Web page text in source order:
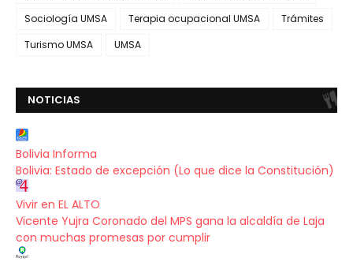
Sociología UMSA
Terapia ocupacional UMSA
Trámites
Turismo UMSA
UMSA
NOTICIAS
Bolivia Informa
Bolivia: Estado de excepción (Lo que dice la Constitución)
Vivir en EL ALTO
Vicente Yujra Coronado del MPS gana la alcaldía de Laja
con muchas promesas por cumplir